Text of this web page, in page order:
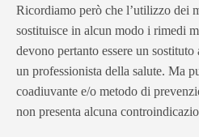
Ricordiamo però che l’utilizzo dei
sostituisce in alcun modo i rimedi
devono pertanto essere un
un professionista della salute. Ma
coadiuvante e/o metodo di
non presenta alcuna